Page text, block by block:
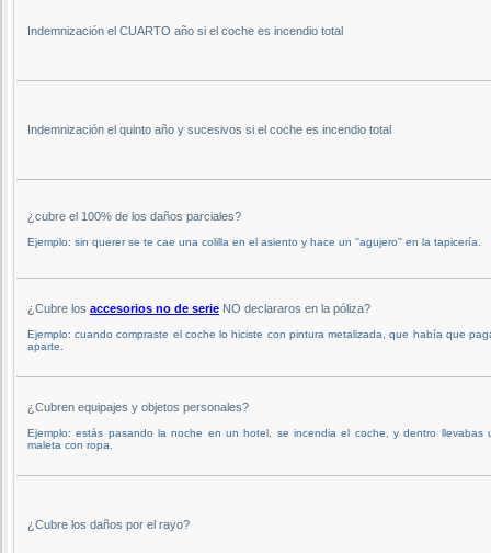
Indemnización el CUARTO año si el coche es incendio total
Indemnización el quinto año y sucesivos si el coche es incendio total
¿cubre el 100% de los daños parciales?
Ejemplo: sin querer se te cae una colilla en el asiento y hace un ''agujero'' en la tapicería.
¿Cubre los accesorios no de serie NO declararos en la póliza?
Ejemplo: cuando compraste el coche lo hiciste con pintura metalizada, que había que
aparte.
¿Cubren equipajes y objetos personales?
Ejemplo: estás pasando la noche en un hotel, se incendia el coche, y dentro llevabas
maleta con ropa.
¿Cubre los daños por el rayo?